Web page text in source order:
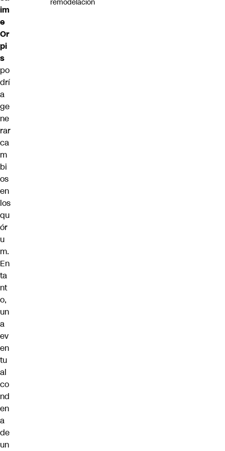
im
e
Or
pi
s
po
drí
a
ge
ne
rar
ca
m
bi
os
en
los
qu
ór
u
m.
En
ta
nt
o,
un
a
ev
en
tu
al
co
nd
en
a
de
un
remodelación